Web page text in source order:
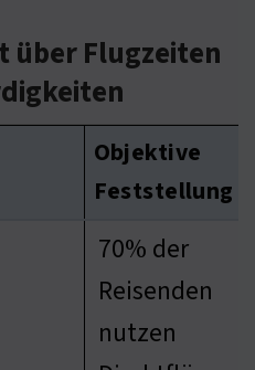
über Flugzeiten
Objektive
Feststellung
70% der
Reisenden
nutzen